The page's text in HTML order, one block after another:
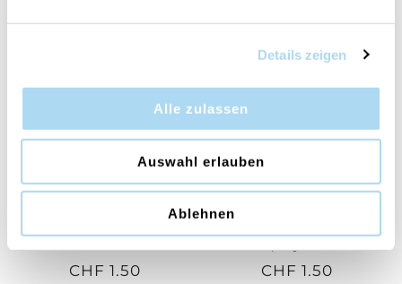
Details zeigen
Alle zulassen
Auswahl erlauben
Ablehnen
CHF 1.50 CHF 1.50